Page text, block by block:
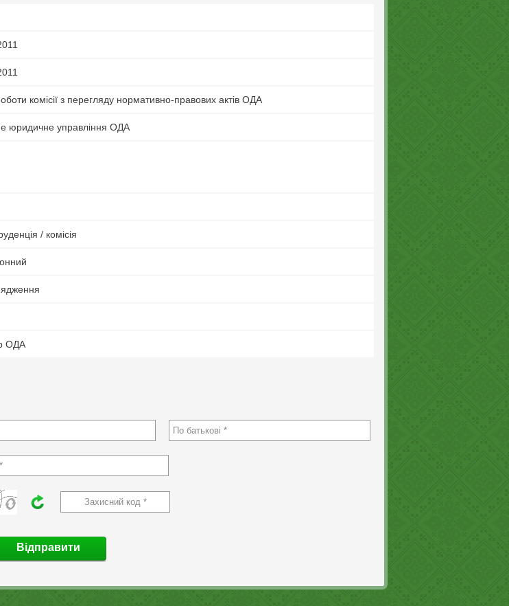
комісії з перегляду нормативно-правових актів ОДА
юридичне управління ОДА
/ комісія
ОДА